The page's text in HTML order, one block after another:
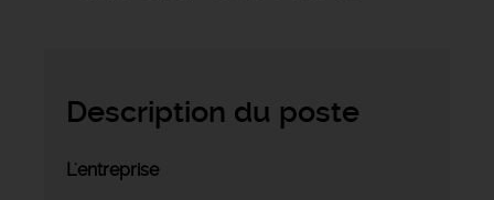
Description du poste
L'entreprise